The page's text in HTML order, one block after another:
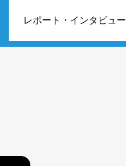
レポート・インタビュー